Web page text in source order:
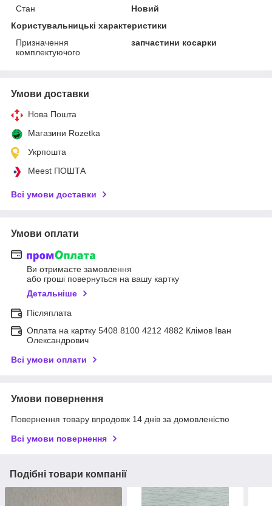
Стан
Новий
Користувальницькі характеристики
Призначення
комплектуючого
запчастини косарки
Умови доставки
Нова Пошта
Магазини Rozetka
Укрпошта
Meest ПОШТА
Всі умови доставки
Умови оплати
Ви отримаєте замовлення
або гроші повернуться на вашу картку
Детальніше
Післяплата
Оплата на картку 5408 8100 4212 4882 Клімов Іван
Олександрович
Всі умови оплати
Умови повернення
Повернення товару впродовж 14 днів за домовленістю
Всі умови повернення
Подібні товари компанії